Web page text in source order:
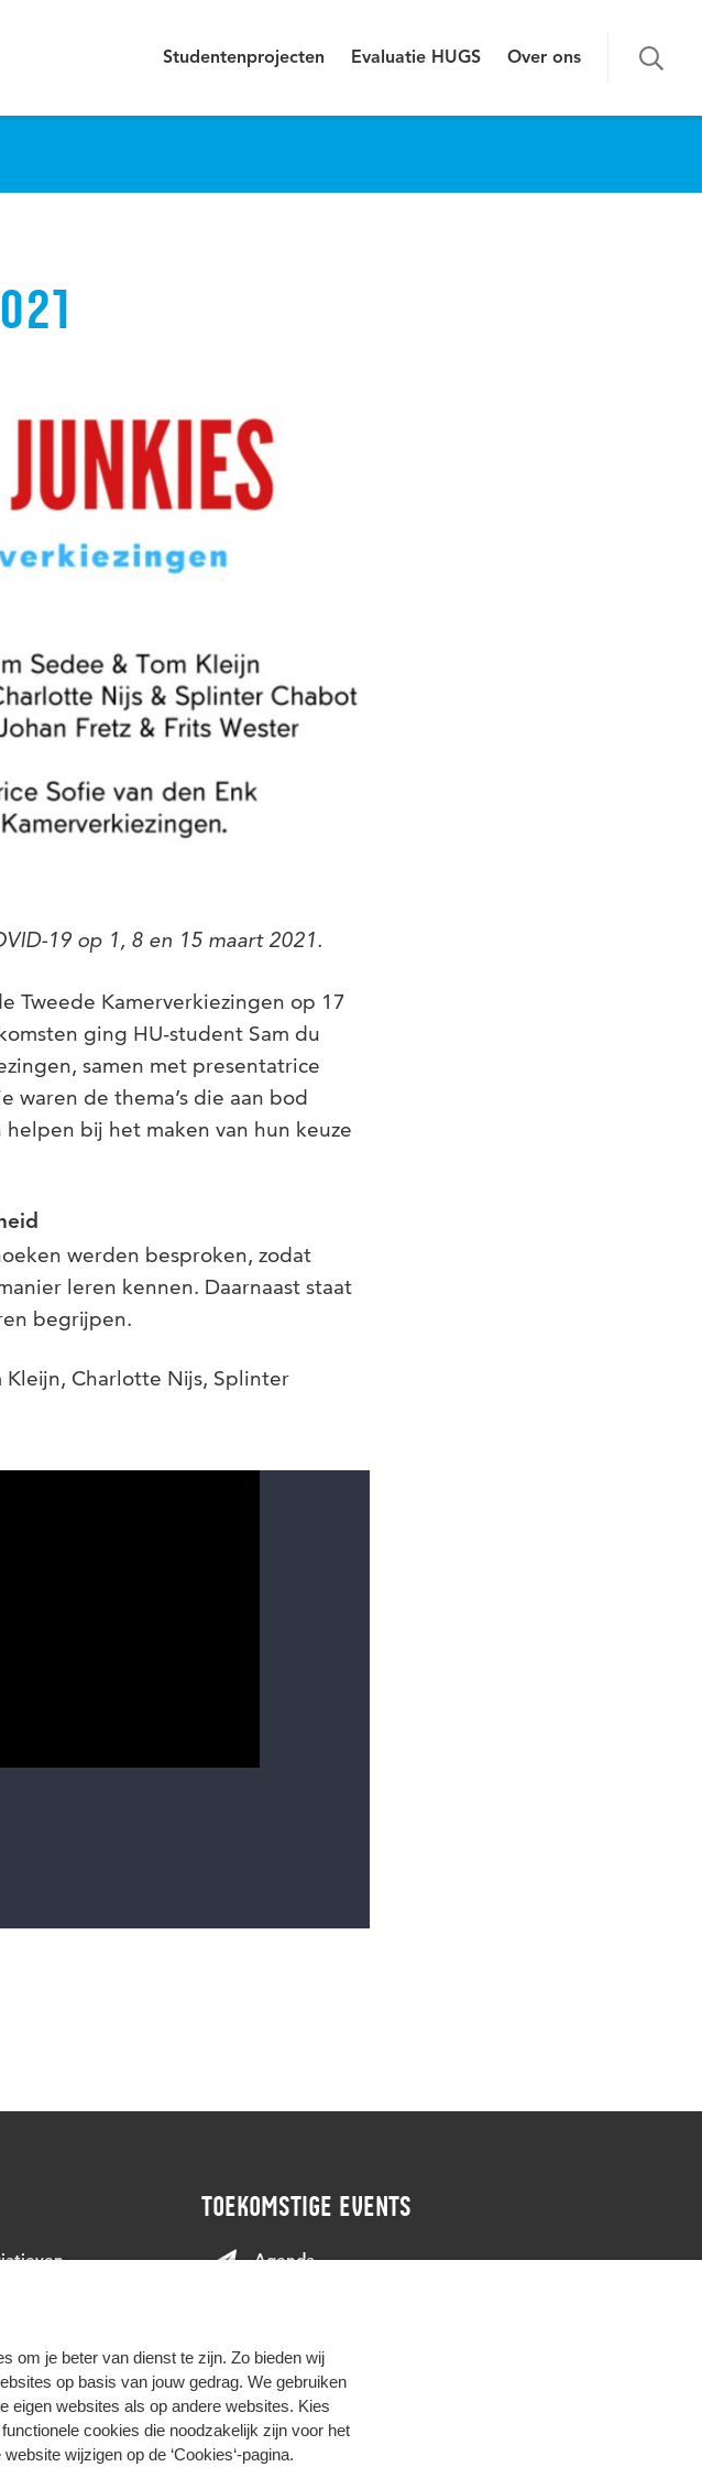
om je beter van dienst te zijn. Zo bieden wij
op basis van jouw gedrag. We gebruiken
eigen websites als op andere websites. Kies
cookies die noodzakelijk zijn voor het
wijzigen op de ‘Cookies‘-pagina.
Studentenprojecten Evaluatie HUGS Over ons
19 op 1, 8 en 15 maart 2021.
Tweede Kamerverkiezingen op 17
ging HU-student Sam du
samen met presentatrice
waren de thema’s die aan bod
bij het maken van hun keuze
werden besproken, zodat
leren kennen. Daarnaast staat
begrijpen.
Charlotte Nijs, Splinter
TOEKOMSTIGE EVENTS
Agenda
SAMEN